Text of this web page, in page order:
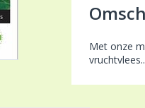
Met onze